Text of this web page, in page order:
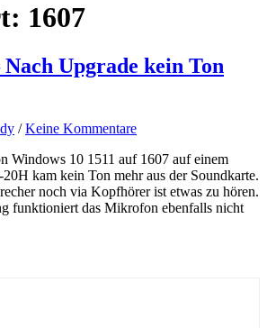
1607
Upgrade kein Ton
/Keine Kommentare
Windows 10 1511 auf 1607 auf einem
kam kein Ton mehr aus der Soundkarte.
noch via Kopfhörer ist etwas zu hören.
funktioniert das Mikrofon ebenfalls nicht